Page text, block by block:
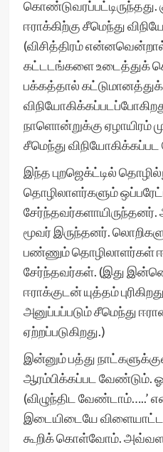
ஈராக்கிற்கு சீமெந்து
(விசித்திரம்
கட்டடங்களை உடைத்துக்
பக்கத்தால்
நாளொன்றுக்கு
சீமெந்து
இந்த புறஜெக்ட்டில்
தொழிலாளர்களும்
மூவர் இருந்தனர்.
பண்ணும் தொழிலாளர்கள்
சேர்ந்தவர்கள். (இது
ஈராக்குடன் யுத்தம்
அனுப்பப்படும் சீமெந்து
ஏற்றப்படுகிறது.)
இன்னும் பத்து
ஆரம்பிக்கப்பட வேண்டும்.
(விழுந்திட வேண்டாம்…..’
இடையிடையே
கூறிக் கொள்வோம்.